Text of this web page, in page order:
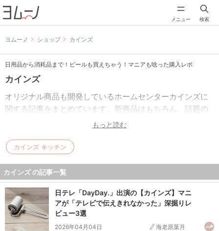
メニュー 検索
ヨムーノ ショップ カインズ
日用品から消耗品まで！ビールも買えちゃう！マニアも唸った購入レポ
カインズ
もっと読む
オリジナル商品も開発しているホームセンターカインズに
関する記事をまとめています。新商品はもちろん、話題の
スキットやキャリコなどの収納ケースを使った収納事例を
ノライターが店舗にお邪魔して広報に今おすすめ商品もお
カインズ キッチン
カインズ の記事一覧
日テレ「DayDay.」出演の【カインズ】マニ
アが「テレビで伝えきれなかった」深掘りレ
ビュー3選
2026年04月04日 海老原葉月